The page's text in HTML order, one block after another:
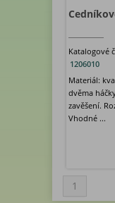
Katalogové
1206010
Materiál:
dvěma
zavěšení.
Vhodné ...
1